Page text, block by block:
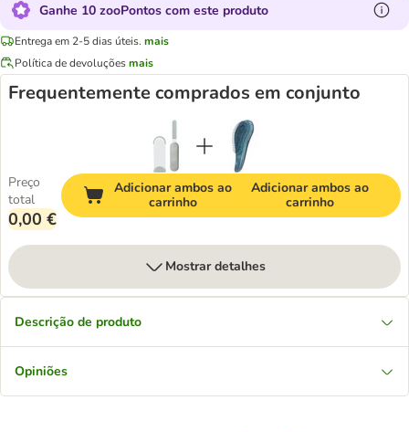
Ganhe 10 zooPontos com este produto
Entrega em 2-5 dias úteis. mais
Política de devoluçõesmais
Frequentemente comprados em conjunto
Preço
total
0,00 €
Adicionar ambos ao
carrinho
Adicionar ambos ao
carrinho
Mostrar detalhes
Descrição de produto
Opiniões